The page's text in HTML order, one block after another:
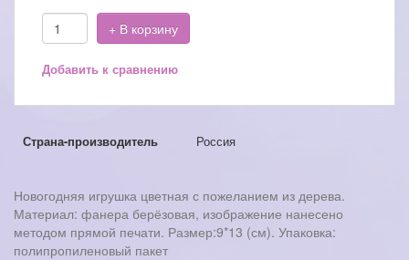
+ В корзину
Добавить к сравнению
Страна-производитель Россия
Новогодняя игрушка цветная с пожеланием из дерева.
Материал: фанера берёзовая, изображение нанесено
методом прямой печати. Размер:9*13 (см). Упаковка:
полипропиленовый пакет